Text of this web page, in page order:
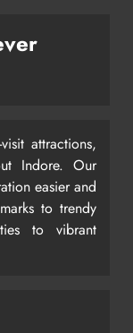
attractions,
Indore. Our
easier and
to trendy
to vibrant